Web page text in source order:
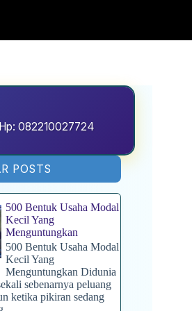
082210027724
POSTS
500 Bentuk Usaha Modal
Kecil Yang
Menguntungkan
500 Bentuk Usaha Modal
Kecil Yang
Menguntungkan Didunia
sebenarnya peluang
ketika pikiran sedang